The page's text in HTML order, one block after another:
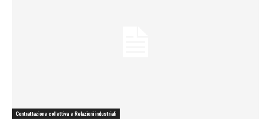
Contrattazione collettiva e Relazioni industriali